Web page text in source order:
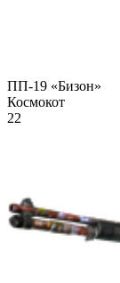
ПП-19 «Бизон»
Космокот
22